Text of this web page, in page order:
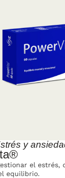
y
el
equilibrio.